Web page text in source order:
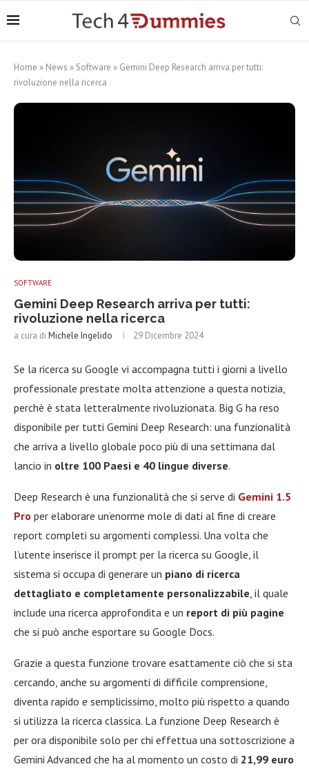
Home » News » Software » Gemini Deep Research arriva per tutti:
rivoluzione nella ricerca
SOFTWARE
Gemini Deep Research arriva per tutti:
rivoluzione nella ricerca
a cura di Michele Ingelido 29 Dicembre 2024
Se la ricerca su Google vi accompagna tutti i giorni a livello
professionale prestate molta attenzione a questa notizia,
perchè è stata letteralmente rivoluzionata. Big G ha reso
disponibile per tutti Gemini Deep Research: una funzionalità
che arriva a livello globale poco più di una settimana dal
lancio in oltre 100 Paesi e 40 lingue diverse.
Deep Research è una funzionalità che si serve di Gemini 1.5
Pro per elaborare un’enorme mole di dati al fine di creare
report completi su argomenti complessi. Una volta che
l’utente inserisce il prompt per la ricerca su Google, il
sistema si occupa di generare un piano di ricerca
dettagliato e completamente personalizzabile, il quale
include una ricerca approfondita e un report di più pagine
che si può anche esportare su Google Docs.
Grazie a questa funzione trovare esattamente ciò che si sta
cercando, anche su argomenti di difficile comprensione,
diventa rapido e semplicissimo, molto più rispetto a quando
si utilizza la ricerca classica. La funzione Deep Research è
per ora disponibile solo per chi effettua una sottoscrizione a
Gemini Advanced che ha al momento un costo di 21,99 euro